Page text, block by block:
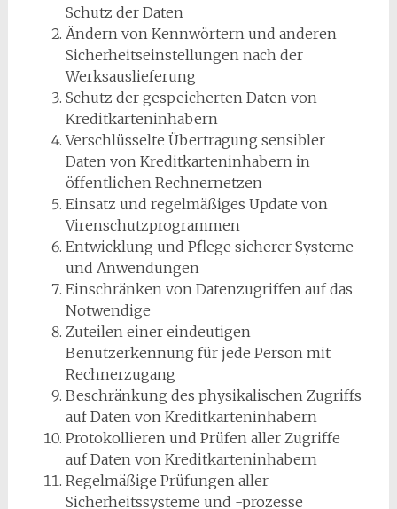
Schutz der Daten
Ändern von Kennwörtern und anderen
Sicherheitseinstellungen nach der
Werksauslieferung
Schutz der gespeicherten Daten von
Kreditkarteninhabern
Verschlüsselte Übertragung sensibler
Daten von Kreditkarteninhabern in
öffentlichen Rechnernetzen
Einsatz und regelmäßiges Update von
Virenschutzprogrammen
Entwicklung und Pflege sicherer Systeme
und Anwendungen
Einschränken von Datenzugriffen auf das
Notwendige
Zuteilen einer eindeutigen
Benutzerkennung für jede Person mit
Rechnerzugang
Beschränkung des physikalischen Zugriffs
auf Daten von Kreditkarteninhabern
Protokollieren und Prüfen aller Zugriffe
auf Daten von Kreditkarteninhabern
Regelmäßige Prüfungen aller
Sicherheitssysteme und -prozesse